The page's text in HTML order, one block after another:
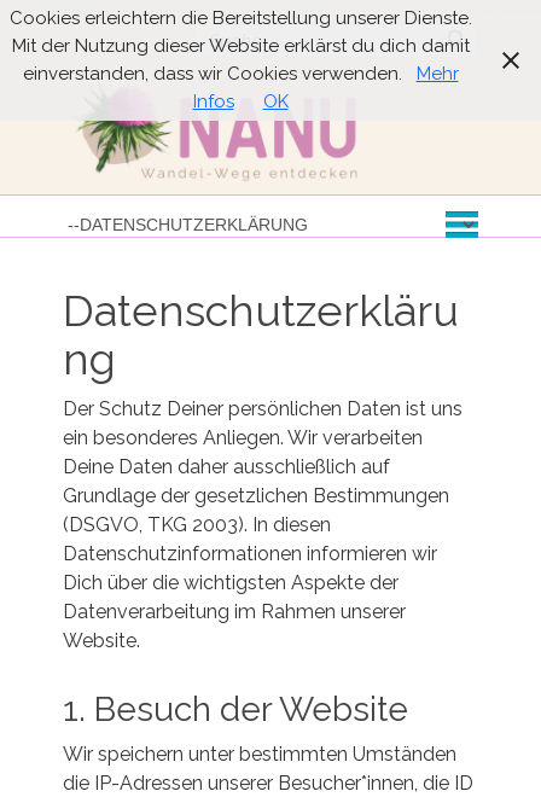
Suche
Datenschutzerkläru
ng
Der Schutz Deiner persönlichen Daten ist uns
ein besonderes Anliegen. Wir verarbeiten
Deine Daten daher ausschließlich auf
Grundlage der gesetzlichen Bestimmungen
(DSGVO, TKG 2003). In diesen
Datenschutzinformationen informieren wir
Dich über die wichtigsten Aspekte der
Datenverarbeitung im Rahmen unserer
Website.
1. Besuch der Website
Wir speichern unter bestimmten Umständen
die IP-Adressen unserer Besucher*innen, die ID
Cookies erleichtern die Bereitstellung unserer Dienste.
Mit der Nutzung dieser Website erklärst du dich damit
einverstanden, dass wir Cookies verwenden.
Mehr
Infos
OK